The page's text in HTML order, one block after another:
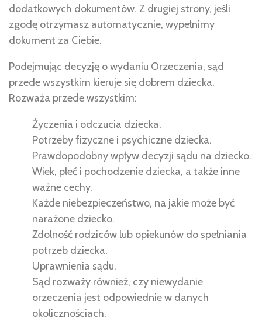
dodatkowych dokumentów. Z drugiej strony, jeśli
zgodę otrzymasz automatycznie, wypełnimy
dokument za Ciebie.
Podejmując decyzję o wydaniu Orzeczenia, sąd
przede wszystkim kieruje się dobrem dziecka.
Rozważa przede wszystkim:
Życzenia i odczucia dziecka.
Potrzeby fizyczne i psychiczne dziecka.
Prawdopodobny wpływ decyzji sądu na dziecko.
Wiek, płeć i pochodzenie dziecka, a także inne
ważne cechy.
Każde niebezpieczeństwo, na jakie może być
narażone dziecko.
Zdolność rodziców lub opiekunów do spełniania
potrzeb dziecka.
Uprawnienia sądu.
Sąd rozważy również, czy niewydanie
orzeczenia jest odpowiednie w danych
okolicznościach.